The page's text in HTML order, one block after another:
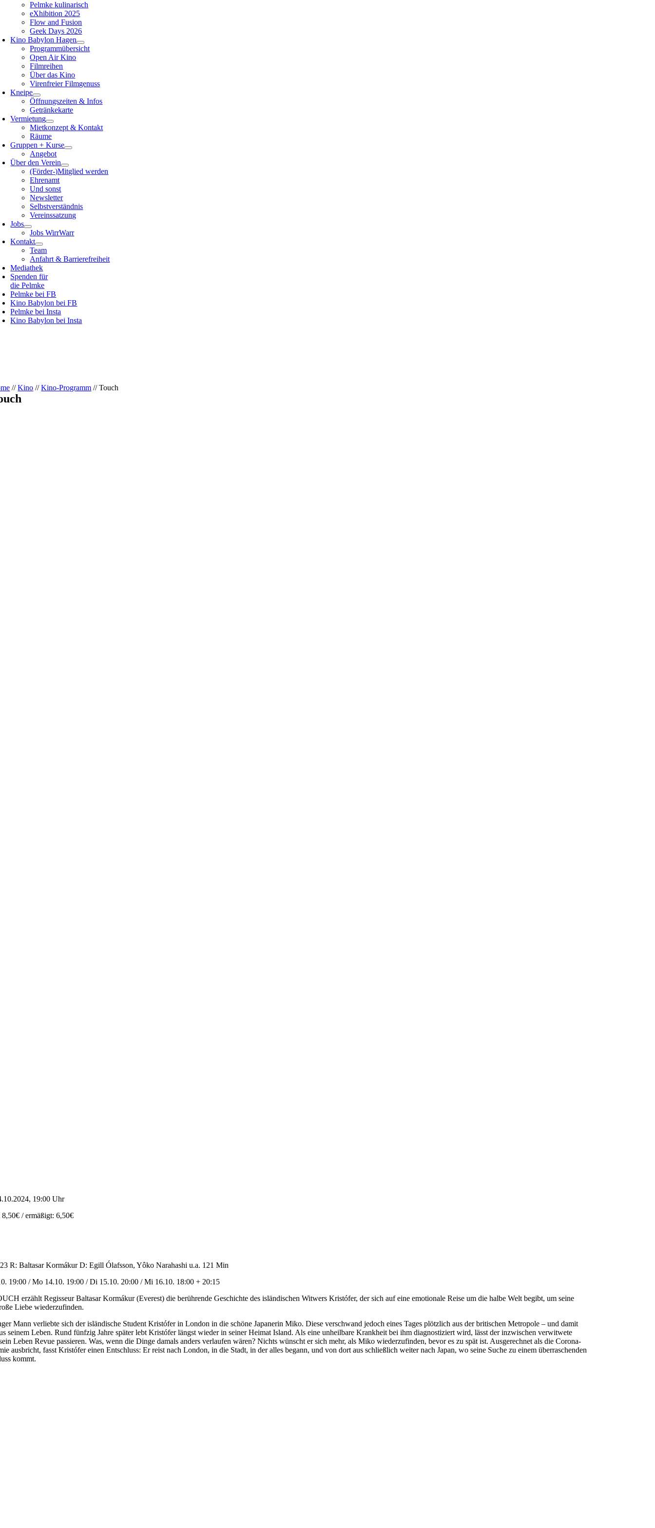
Pelmke kulinarisch
eXhibition 2025
Flow and Fusion
Geek Days 2026
Kino Babylon Hagen
Programmübersicht
Open Air Kino
Filmreihen
Über das Kino
Virenfreier Filmgenuss
Kneipe
Öffnungszeiten & Infos
Getränkekarte
Vermietung
Mietkonzept & Kontakt
Räume
Gruppen + Kurse
Angebot
Über den Verein
(Förder-)Mitglied werden
Ehrenamt
Und sonst
Newsletter
Selbstverständnis
Vereinssatzung
Jobs
Jobs WirrWarr
Kontakt
Team
Anfahrt & Barrierefreiheit
Mediathek
Spenden für
die Pelmke
Pelmke bei FB
Kino Babylon bei FB
Pelmke bei Insta
Kino Babylon bei Insta
//Kino //Kino-Programm // Touch
19:00 Uhr
/ ermäßigt: 6,50€
R: Baltasar Kormákur D: Egill Ólafsson, Yôko Narahashi u.a. 121 Min
19:00 / Mo 14.10. 19:00 / Di 15.10. 20:00 / Mi 16.10. 18:00 + 20:15
erzählt Regisseur Baltasar Kormákur (Everest) die berührende Geschichte des isländischen Witwers Kristófer, der sich auf eine emotionale Reise um die halbe Welt begibt, um seine
Liebe wiederzufinden.
Mann verliebte sich der isländische Student Kristófer in London in die schöne Japanerin Miko. Diese verschwand jedoch eines Tages plötzlich aus der britischen Metropole – und damit
seinem Leben. Rund fünfzig Jahre später lebt Kristófer längst wieder in seiner Heimat Island. Als eine unheilbare Krankheit bei ihm diagnostiziert wird, lässt der inzwischen verwitwete
Leben Revue passieren. Was, wenn die Dinge damals anders verlaufen wären? Nichts wünscht er sich mehr, als Miko wiederzufinden, bevor es zu spät ist. Ausgerechnet als die Corona-
ausbricht, fasst Kristófer einen Entschluss: Er reist nach London, in die Stadt, in der alles begann, und von dort aus schließlich weiter nach Japan, wo seine Suche zu einem überraschenden
kommt.